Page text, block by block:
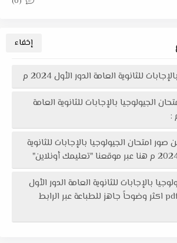
للثانوية العامة الدور الأول 2024 م
الجيولوجيا بالإجابات للثانوية العامة
امتحان الجيولوجيا بالإجابات للثانوية
بالإجابات للثانوية العامة الدور الأول
2024 م في ملف pdf اكثر وضوحاً جاهز للطباعة عبر الرابط